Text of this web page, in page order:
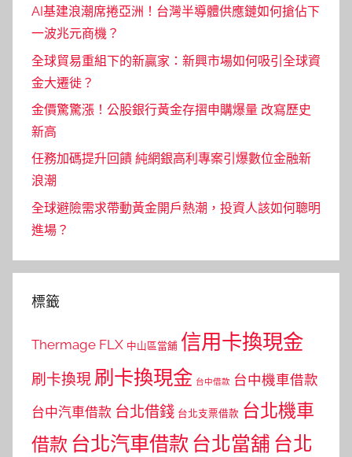
AI基建浪潮席捲亞洲！台灣半導體供應鏈如何搶佔下
一波兆元商機？
全球貿易重組下的新贏家：新興市場如何吸引全球資
金大遷徙？
金價驚驚漲！公股銀行黃金存摺申購爆量 改寫歷史
新高
任務加碼提升回饋 純網銀高利專案引爆數位金融新
浪潮
全球避險需求帶動黃金開戶熱潮，投資人該如何聰明
進場？
標籤
Thermage FLX 中山區當舖 信用卡換現金
刷卡換現 刷卡換現金 台中借款 台中機車借款
台中汽車借款 台北借錢 台北支票借款 台北機車
借款 台北汽車借款 台北當舖 台北